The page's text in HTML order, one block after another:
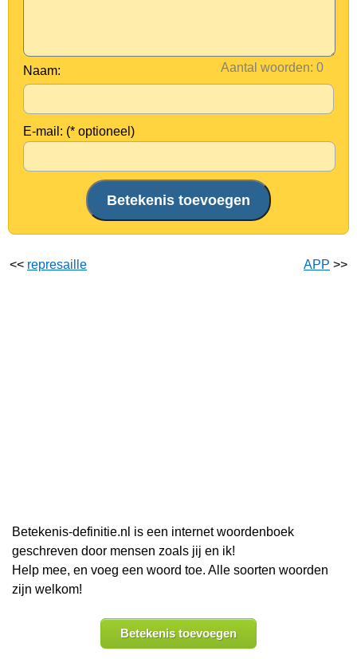
Aantal woorden:
Naam:
E-mail: (* optioneel)
<< represaille APP >>
Betekenis-definitie.nl is een internet woordenboek
geschreven door mensen zoals jij en ik!
Help mee, en voeg een woord toe. Alle soorten woorden
zijn welkom!
Betekenis toevoegen